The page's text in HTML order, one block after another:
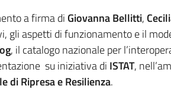
a firma di Giovanna Bellitti,
gli aspetti di funzionamento e il
, il catalogo nazionale per
su iniziativa di ISTAT,
di Ripresa e Resilienza.